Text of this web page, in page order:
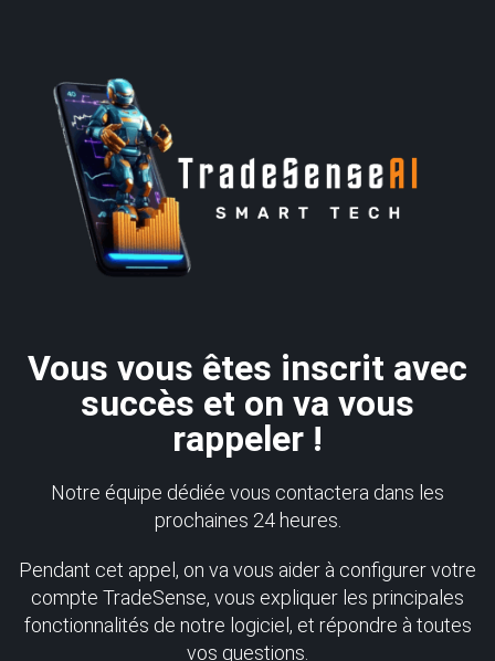
Vous vous êtes inscrit avec
succès et on va vous
rappeler !
Notre équipe dédiée vous contactera dans les
prochaines 24 heures.
Pendant cet appel, on va vous aider à configurer votre
compte TradeSense, vous expliquer les principales
fonctionnalités de notre logiciel, et répondre à toutes
vos questions.